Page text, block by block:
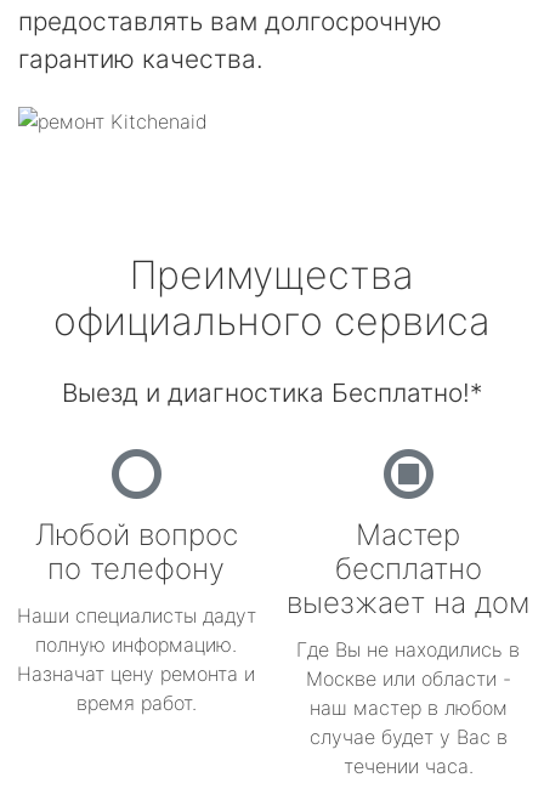
предоставлять вам долгосрочную
гарантию качества.
Преимущества
официального сервиса
Выезд и диагностика Бесплатно!*
Любой вопрос
по телефону
Наши специалисты дадут
полную информацию.
Назначат цену ремонта и
время работ.
Мастер
бесплатно
выезжает на дом
Где Вы не находились в
Москве или области -
наш мастер в любом
случае будет у Вас в
течении часа.